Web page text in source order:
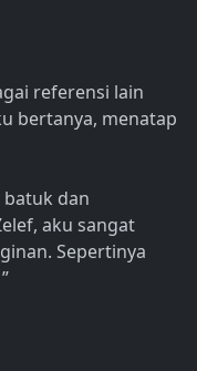
referensi lain
bertanya, menatap
batuk dan
aku sangat
Sepertinya